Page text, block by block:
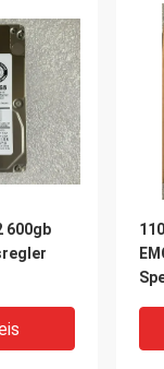
600gb